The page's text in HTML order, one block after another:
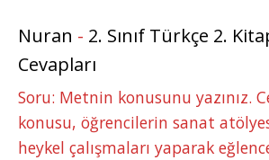
Nuran - 2. Sınıf Türkçe 2.
Cevapları
Soru: Metnin konusunu yazınız.
konusu, öğrencilerin sanat
heykel çalışmaları yaparak